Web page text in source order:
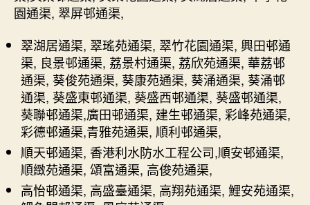
園通渠, 翠屏邨通渠,
翠湖居通渠, 翠瑤苑通渠, 翠竹花園通渠, 興田邨通
渠, 良景邨通渠, 荔景村通渠, 荔欣苑通渠, 華荔邨
通渠, 葵俊苑通渠, 葵康苑通渠, 葵涌通渠, 葵涌邨
通渠, 葵盛東邨通渠, 葵盛西邨通渠, 葵盛邨通渠,
葵聯邨通渠,廣田邨通渠, 建生邨通渠, 彩峰苑通渠,
彩德邨通渠,青雅苑通渠, 順利邨通渠,
順天邨通渠, 香港利水防水工程公司,順安邨通渠,
順緻苑通渠, 頌富通渠, 高俊苑通渠,
高怡邨通渠, 高盛臺通渠, 高翔苑通渠, 鯉安苑通渠,